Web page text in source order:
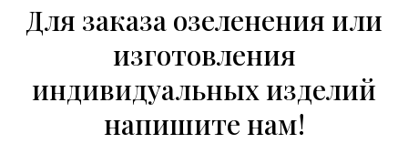
Для заказа озеленения или
изготовления
индивидуальных изделий
напишите нам!